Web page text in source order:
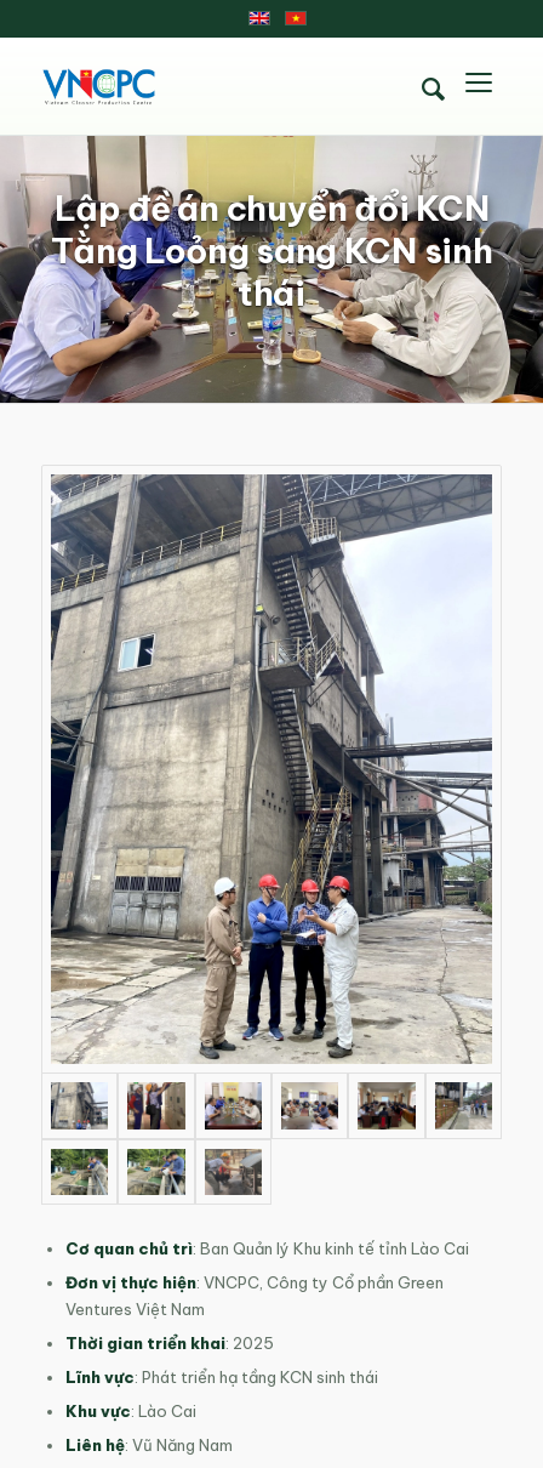
Lập đề án chuyển đổi KCN
Tằng Loỏng sang KCN sinh
thái
Cơ quan chủ trì: Ban Quản lý Khu kinh tế tỉnh Lào Cai
Đơn vị thực hiện: VNCPC, Công ty Cổ phần Green
Ventures Việt Nam
Thời gian triển khai: 2025
Lĩnh vực: Phát triển hạ tầng KCN sinh thái
Khu vực: Lào Cai
Liên hệ: Vũ Năng Nam